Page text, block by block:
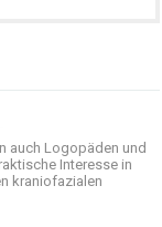
auch Logopäden und
Interesse in
kraniofazialen